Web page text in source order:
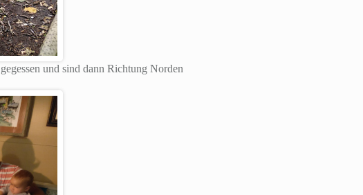
und sind dann Richtung Norden